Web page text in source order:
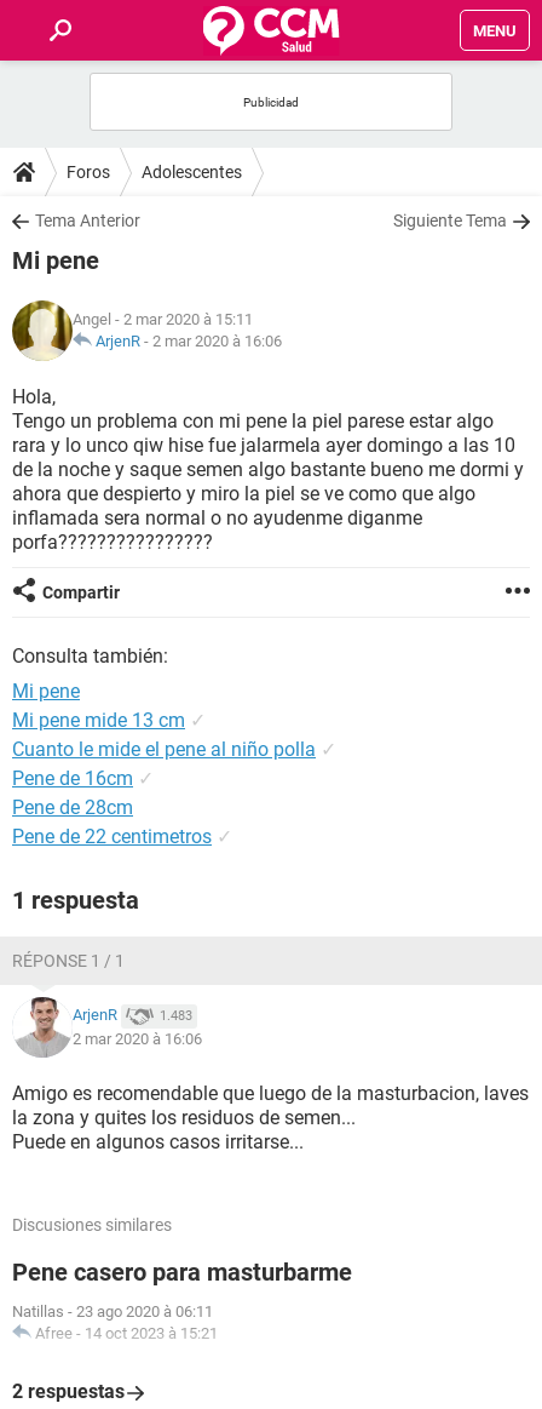
MENU
FORUMS
SALUD
FAMILIA
NUTRICIÓN
BIENESTAR
SEXUALIDAD
GLOSARIO
Foros Adolescentes
Tema Anterior Siguiente Tema
Mi pene
Angel - 2 mar 2020 à 15:11
ArjenR - 2 mar 2020 à 16:06
Hola,
Tengo un problema con mi pene la piel parese estar algo
rara y lo unco qiw hise fue jalarmela ayer domingo a las 10
de la noche y saque semen algo bastante bueno me dormi y
ahora que despierto y miro la piel se ve como que algo
inflamada sera normal o no ayudenme diganme
porfa????????????????
Compartir
Consulta también:
Mi pene
Mi pene mide 13 cm ✓
Cuanto le mide el pene al niño polla ✓
Pene de 16cm ✓
Pene de 28cm
Pene de 22 centimetros ✓
1 respuesta
RÉPONSE 1 / 1
ArjenR 1.483
2 mar 2020 à 16:06
Amigo es recomendable que luego de la masturbacion, laves
la zona y quites los residuos de semen...
Puede en algunos casos irritarse...
Discusiones similares
Pene casero para masturbarme
Natillas - 23 ago 2020 à 06:11
Afree - 14 oct 2023 à 15:21
2 respuestas